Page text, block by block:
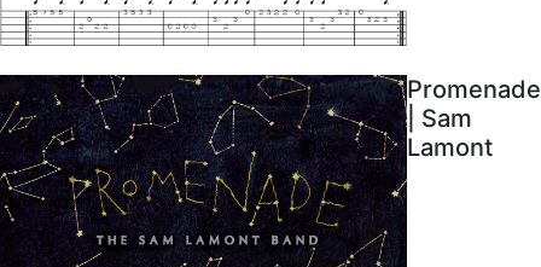
Promenade
| Sam
Lamont